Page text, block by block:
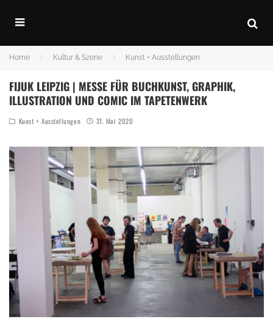
Home Kultur & Szene Kunst + Ausstellungen
FIJUK LEIPZIG | MESSE FÜR BUCHKUNST, GRAPHIK,
ILLUSTRATION UND COMIC IM TAPETENWERK
Kunst + Ausstellungen 31. Mai 2020